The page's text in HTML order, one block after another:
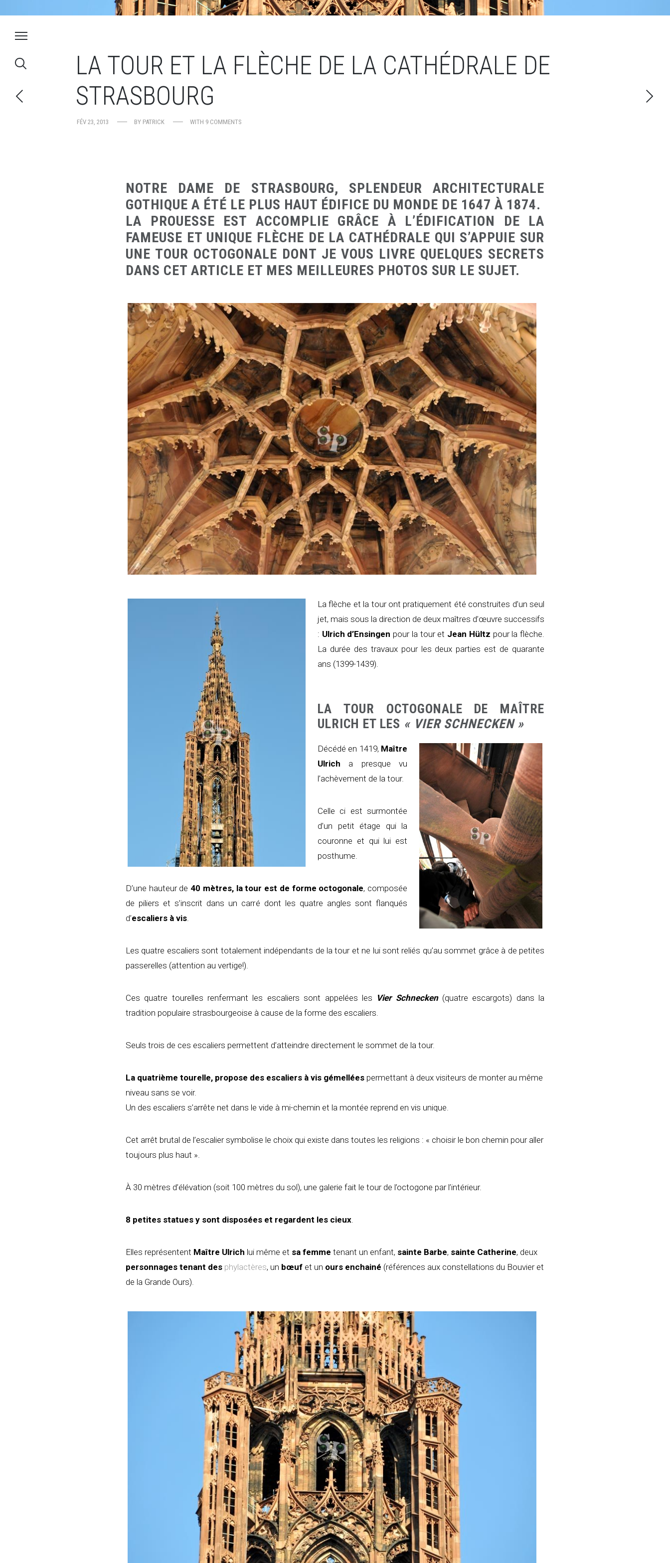
LA TOUR ET LA FLÈCHE DE LA CATHÉDRALE DE
STRASBOURG
FÉV 23, 2013 BY PATRICK WITH 9 COMMENTS
NOTRE DAME DE STRASBOURG, SPLENDEUR ARCHITECTURALE
GOTHIQUE A ÉTÉ LE PLUS HAUT ÉDIFICE DU MONDE DE 1647 À 1874.
LA PROUESSE EST ACCOMPLIE GRÂCE À L’ÉDIFICATION DE LA
FAMEUSE ET UNIQUE FLÈCHE DE LA CATHÉDRALE QUI S’APPUIE SUR
UNE TOUR OCTOGONALE DONT JE VOUS LIVRE QUELQUES SECRETS
DANS CET ARTICLE ET MES MEILLEURES PHOTOS SUR LE SUJET.
La flèche et la tour ont pratiquement été construites d’un seul
jet, mais sous la direction de deux maîtres d’œuvre successifs
: Ulrich d’Ensingen pour la tour et Jean Hültz pour la flèche.
La durée des travaux pour les deux parties est de quarante
ans (1399-1439).
LA TOUR OCTOGONALE DE MAÎTRE
ULRICH ET LES « VIER SCHNECKEN »
Décédé en 1419, Maître
Ulrich a presque vu
l’achèvement de la tour.
Celle ci est surmontée
d’un petit étage qui la
couronne et qui lui est
posthume.
D’une hauteur de 40 mètres, la tour est de forme octogonale, composée
de piliers et s’inscrit dans un carré dont les quatre angles sont flanqués
d’escaliers à vis
Les quatre escaliers sont totalement indépendants de la tour et ne lui sont reliés qu’au sommet grâce à de petites
passerelles (attention au vertige!).
Ces quatre tourelles renfermant les escaliers sont appelées les Vier Schnecken(quatre escargots) dans la
tradition populaire strasbourgeoise à cause de la forme des escaliers.
Seuls trois de ces escaliers permettent d’atteindre directement le sommet de la tour.
La quatrième tourelle, propose des escaliers à vis gémellées permettant à deux visiteurs de monter au même
niveau sans se voir.
Un des escaliers s’arrête net dans le vide à mi-chemin et la montée reprend en vis unique.
Cet arrêt brutal de l’escalier symbolise le choix qui existe dans toutes les religions : « choisir le bon chemin pour aller
toujours plus haut ».
À 30 mètres d’élévation (soit 100 mètres du sol), une galerie fait le tour de l’octogone par l’intérieur.
8 petites statues y sont disposées et regardent les cieux
Elles représentent Maître Ulrich lui même et sa femme tenant un enfant, sainte Barbe, sainte Catherine, deux
personnages tenant des phylactères, un bœuf et un ours enchainé (références aux constellations du Bouvier et
de la Grande Ours).